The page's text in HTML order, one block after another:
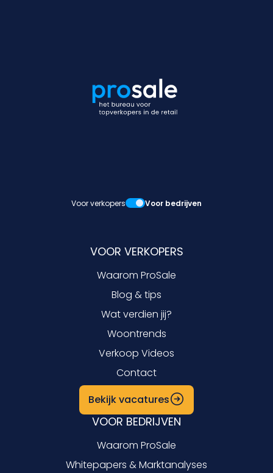
Voor verkopers Voor bedrijven
VOOR VERKOPERS
Waarom ProSale
Blog & tips
Wat verdien jij?
Woontrends
Verkoop Videos
Contact
Bekijk vacatures
VOOR BEDRIJVEN
Waarom ProSale
Whitepapers & Marktanalyses